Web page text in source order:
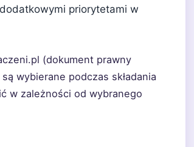
priorytetami w
(dokument prawny
wybierane podczas składania
w zależności od wybranego